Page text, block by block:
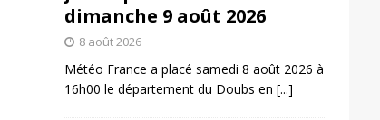
dimanche 9 août 2026
8 août 2026
Météo France a placé samedi 8 août 2026 à
16h00 le département du Doubs en [...]